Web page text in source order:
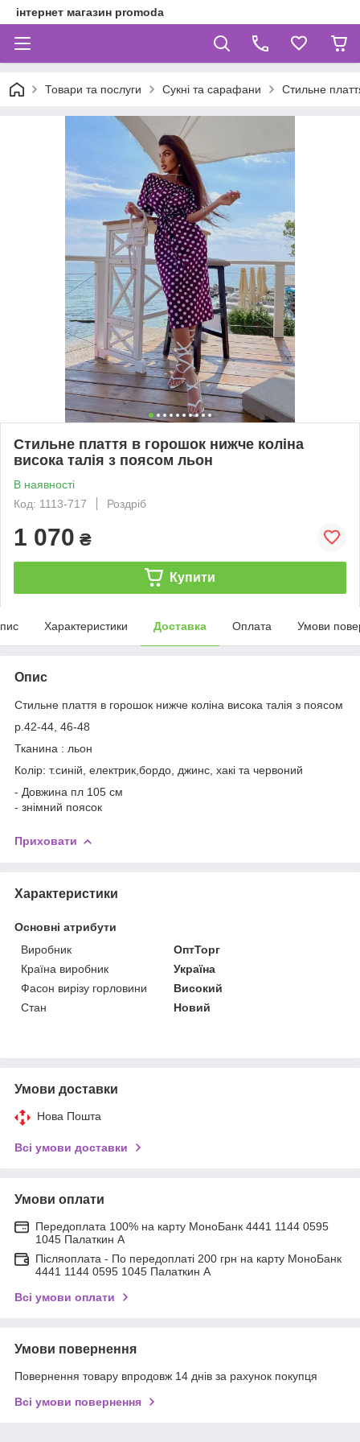
інтернет магазин promoda
Товари та послуги Сукні та сарафани Стильне
Стильне плаття в горошок нижче коліна
висока талія з поясом льон
В наявності
Код: 1113-717
Роздріб
1 070 ₴
Купити
Характеристики Доставка Оплата Умови
Опис
Стильне плаття в горошок нижче коліна висока талія з поясом
р.42-44, 46-48
Тканина : льон
Колір: т.синій, електрик,бордо, джинс, хакі та червоний
- Довжина пл 105 см
- знімний поясок
Приховати
Характеристики
Основні атрибути
Виробник
ОптТорг
Країна виробник
Україна
Фасон вирізу горловини
Високий
Стан
Новий
Умови доставки
Нова Пошта
Всі умови доставки
Умови оплати
Передоплата 100% на карту МоноБанк 4441 1144 0595
1045 Палаткин А
Післяоплата - По передоплаті 200 грн на карту МоноБанк
4441 1144 0595 1045 Палаткин А
Всі умови оплати
Умови повернення
Повернення товару впродовж 14 днів за рахунок покупця
Всі умови повернення